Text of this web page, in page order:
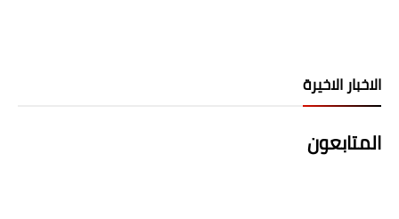
الاخبار الاخيرة
المتابعون